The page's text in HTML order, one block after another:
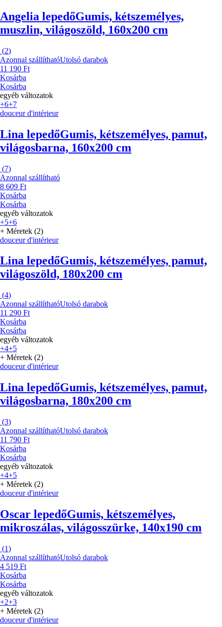
Angelia lepedőGumis, kétszemélyes,
muszlin, világoszöld, 160x200 cm
(2)
Azonnal szállíthatóUtolsó darabok
11 190 Ft
Kosárba
Kosárba
egyéb változatok
+6+7
douceur d'intérieur
Lina lepedőGumis, kétszemélyes, pamut,
világosbarna, 160x200 cm
(7)
Azonnal szállítható
8 609 Ft
Kosárba
Kosárba
egyéb változatok
+5+6
+ Méretek (2)
douceur d'intérieur
Lina lepedőGumis, kétszemélyes, pamut,
világoszöld, 180x200 cm
(4)
Azonnal szállíthatóUtolsó darabok
11 290 Ft
Kosárba
Kosárba
egyéb változatok
+4+5
+ Méretek (2)
douceur d'intérieur
Lina lepedőGumis, kétszemélyes, pamut,
világosbarna, 180x200 cm
(3)
Azonnal szállíthatóUtolsó darabok
11 790 Ft
Kosárba
Kosárba
egyéb változatok
+4+5
+ Méretek (2)
douceur d'intérieur
Oscar lepedőGumis, kétszemélyes,
mikroszálas, világosszürke, 140x190 cm
(1)
Azonnal szállíthatóUtolsó darabok
4 519 Ft
Kosárba
Kosárba
egyéb változatok
+2+3
+ Méretek (2)
douceur d'intérieur